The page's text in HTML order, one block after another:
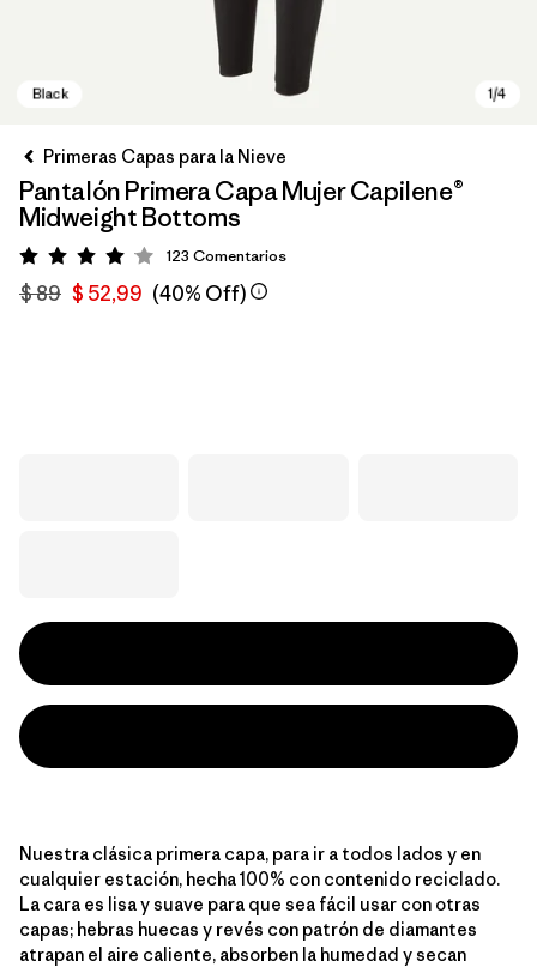
Primeras Capas para la Nieve
Pantalón Primera Capa Mujer Capilene®
Midweight Bottoms
Valoración: 4 / 5
123 Comentarios
$ 89 $ 52,99 (40% Off)
Nuestra clásica primera capa, para ir a todos lados y en
cualquier estación, hecha 100% con contenido reciclado.
La cara es lisa y suave para que sea fácil usar con otras
capas; hebras huecas y revés con patrón de diamantes
atrapan el aire caliente, absorben la humedad y secan